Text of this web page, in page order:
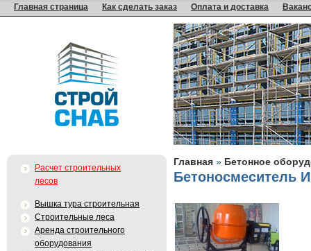
Главная страница Как сделать заказ Оплата и доставка
Расчет строительных
лесов
Вышка тура строительная
Строительные леса
Аренда строительного
оборудования
Главная » Бетонное
Бетоносмеситель